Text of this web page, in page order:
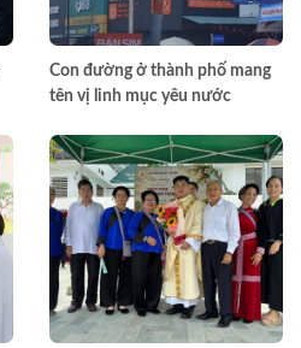
Con đường ở thành phố mang
tên vị linh mục yêu nước